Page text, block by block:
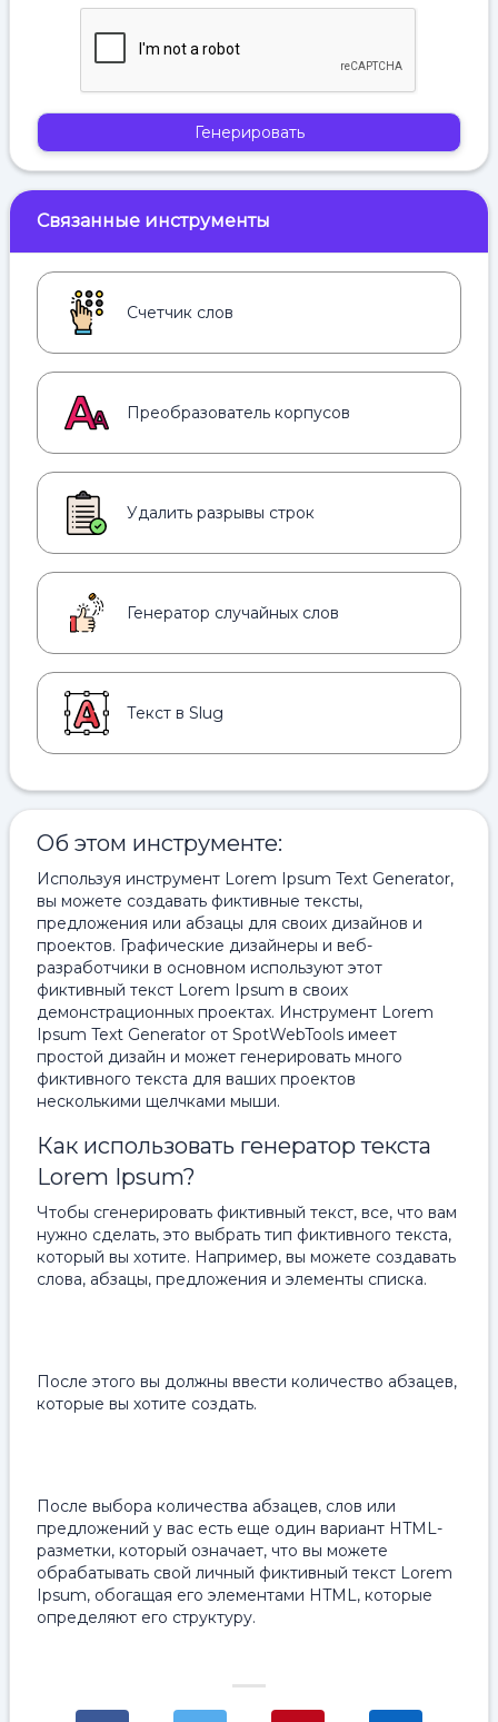
Генерировать
Связанные инструменты
Счетчик слов
Преобразователь корпусов
Удалить разрывы строк
Генератор случайных слов
Текст в Slug
Об этом инструменте:
Используя инструмент Lorem Ipsum Text Generator,
вы можете создавать фиктивные тексты,
предложения или абзацы для своих дизайнов и
проектов. Графические дизайнеры и веб-
разработчики в основном используют этот
фиктивный текст Lorem Ipsum в своих
демонстрационных проектах. Инструмент Lorem
Ipsum Text Generator от SpotWebTools имеет
простой дизайн и может генерировать много
фиктивного текста для ваших проектов
несколькими щелчками мыши.
Как использовать генератор текста
Lorem Ipsum?
Чтобы сгенерировать фиктивный текст, все, что вам
нужно сделать, это выбрать тип фиктивного текста,
который вы хотите. Например, вы можете создавать
слова, абзацы, предложения и элементы списка.
После этого вы должны ввести количество абзацев,
которые вы хотите создать.
После выбора количества абзацев, слов или
предложений у вас есть еще один вариант HTML-
разметки, который означает, что вы можете
обрабатывать свой личный фиктивный текст Lorem
Ipsum, обогащая его элементами HTML, которые
определяют его структуру.